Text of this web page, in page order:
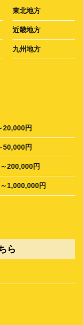
東北地方
近畿地方
九州地方
20,000円
50,000円
200,000円
1,000,000円
ら